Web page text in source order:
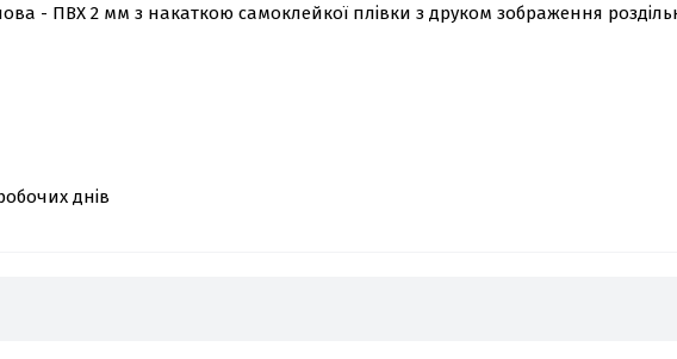
- ПВХ 2 мм з накаткою самоклейкої плівки з друком зображення
днів